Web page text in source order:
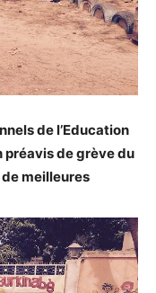
de l’Education
préavis de grève du
meilleures